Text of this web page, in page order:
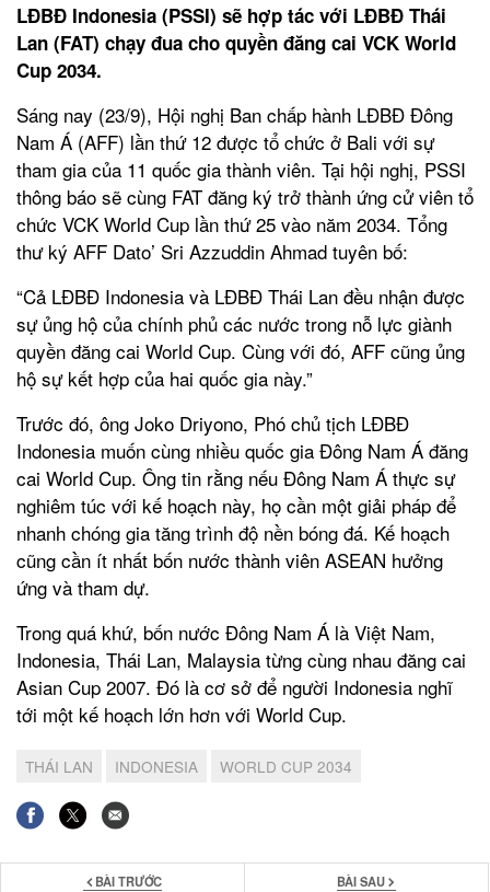
LĐBĐ Indonesia (PSSI) sẽ hợp tác với LĐBĐ Thái
Lan (FAT) chạy đua cho quyền đăng cai VCK World
Cup 2034.
Sáng nay (23/9), Hội nghị Ban chấp hành LĐBĐ Đông
Nam Á (AFF) lần thứ 12 được tổ chức ở Bali với sự
tham gia của 11 quốc gia thành viên. Tại hội nghị, PSSI
thông báo sẽ cùng FAT đăng ký trở thành ứng cử viên tổ
chức VCK World Cup lần thứ 25 vào năm 2034. Tổng
thư ký AFF Dato’ Sri Azzuddin Ahmad tuyên bố:
“Cả LĐBĐ Indonesia và LĐBĐ Thái Lan đều nhận được
sự ủng hộ của chính phủ các nước trong nỗ lực giành
quyền đăng cai World Cup. Cùng với đó, AFF cũng ủng
hộ sự kết hợp của hai quốc gia này.”
Trước đó, ông Joko Driyono, Phó chủ tịch LĐBĐ
Indonesia muốn cùng nhiều quốc gia Đông Nam Á đăng
cai World Cup. Ông tin rằng nếu Đông Nam Á thực sự
nghiêm túc với kế hoạch này, họ cần một giải pháp để
nhanh chóng gia tăng trình độ nền bóng đá. Kế hoạch
cũng cần ít nhất bốn nước thành viên ASEAN hưởng
ứng và tham dự.
Trong quá khứ, bốn nước Đông Nam Á là Việt Nam,
Indonesia, Thái Lan, Malaysia từng cùng nhau đăng cai
Asian Cup 2007. Đó là cơ sở để người Indonesia nghĩ
tới một kế hoạch lớn hơn với World Cup.
THÁI LAN INDONESIA WORLD CUP 2034
BÀI TRƯỚC BÀI SAU